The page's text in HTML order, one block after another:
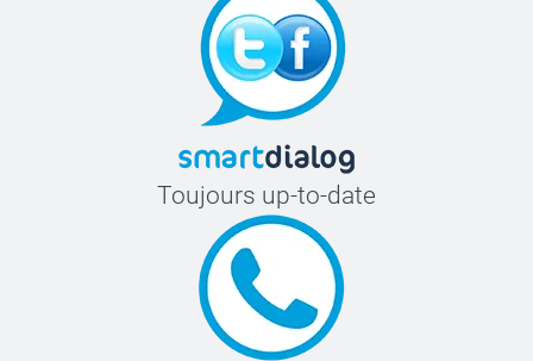
Toujours up-to-date